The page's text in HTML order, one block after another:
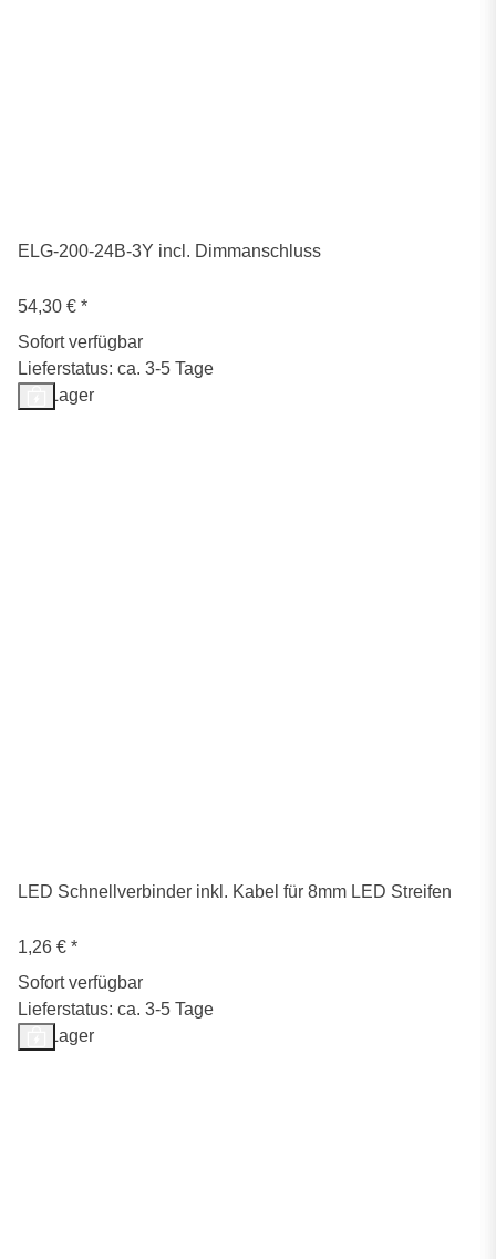
ELG-200-24B-3Y incl. Dimmanschluss
54,30 € *
Sofort verfügbar
Lieferstatus: ca. 3-5 Tage
Auf Lager
LED Schnellverbinder inkl. Kabel für 8mm LED Streifen
1,26 € *
Sofort verfügbar
Lieferstatus: ca. 3-5 Tage
Auf Lager